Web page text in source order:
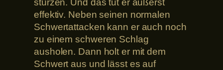
effektiv. Neben seinen normalen
Schwertattacken kann er auch noch
zu einem schweren Schlag
ausholen. Dann holt er mit dem
Schwert aus und lässt es auf